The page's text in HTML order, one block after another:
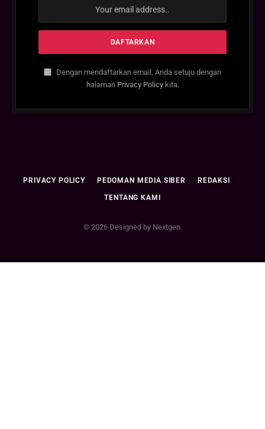
Dengan mendaftarkan email, Anda setuju dengan
halaman Privacy Policykita.
PRIVACY POLICY PEDOMAN MEDIA SIBER REDAKSI
TENTANG KAMI
© 2026 Designed by Nextgen.